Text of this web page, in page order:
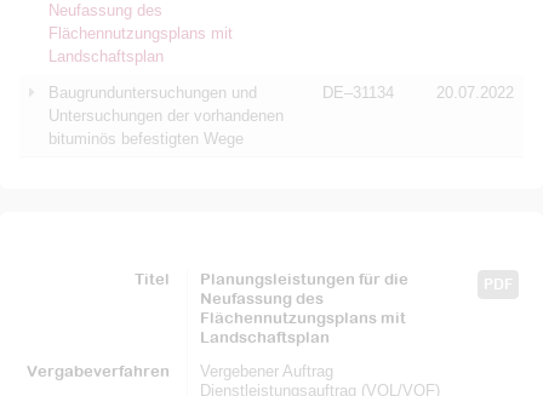
Neufassung des
Flächennutzungsplans mit
Landschaftsplan
Baugrunduntersuchungen und
Untersuchungen der vorhandenen
bituminös befestigten Wege
DE–31134 20.07.2022
Titel PDF
Planungsleistungen für die
Neufassung des
Flächennutzungsplans mit
Landschaftsplan
Vergabeverfahren
Vergebener Auftrag
Dienstleistungsauftrag (VOL/VOF)